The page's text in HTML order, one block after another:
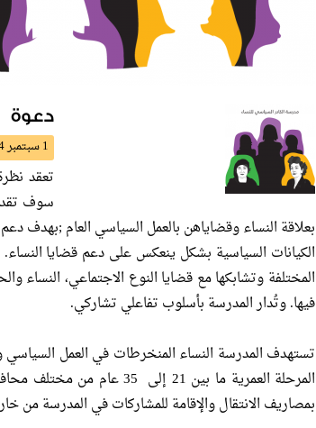
دعوة
1 سبتمبر 2014
تعقد
سوف
بعلاقة النساء وقضاياهن بالعمل السياسي العام ;بهدف
الكيانات السياسية بشكل ينعكس على دعم قضايا
المختلفة وتشابكها مع قضايا النوع الاجتماعي، النساء
فيها. وتُدار المدرسة بأسلوب تفاعلي تشاركي.
تستهدف المدرسة النساء المنخرطات في العمل السياسي
المرحلة العمرية ما بين 21
بمصاريف الانتقال والإقامة للمشاركات في المدرسة من